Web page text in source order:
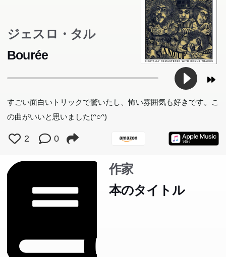
ジェスロ・タル
Bourée
すごい面白いトリックで驚いたし、怖い雰囲気も好きです。こ
の曲がいいと思いました(^○^)
2 0
作家
本のタイトル